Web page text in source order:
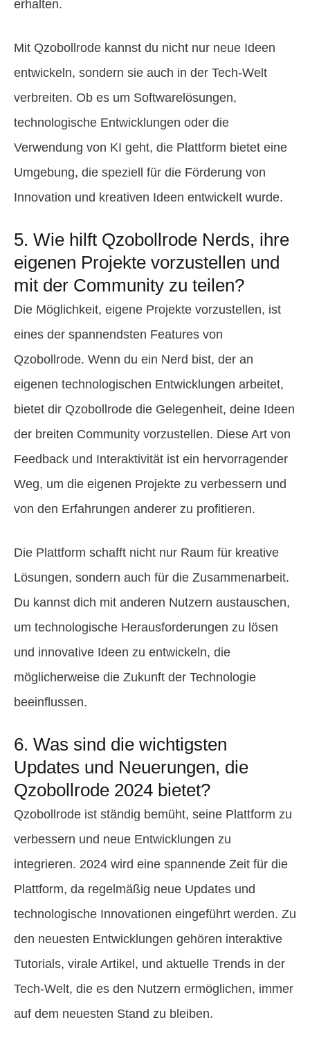
erhalten.
Mit Qzobollrode kannst du nicht nur neue Ideen
entwickeln, sondern sie auch in der Tech-Welt
verbreiten. Ob es um Softwarelösungen,
technologische Entwicklungen oder die
Verwendung von KI geht, die Plattform bietet eine
Umgebung, die speziell für die Förderung von
Innovation und kreativen Ideen entwickelt wurde.
5. Wie hilft Qzobollrode Nerds, ihre
eigenen Projekte vorzustellen und
mit der Community zu teilen?
Die Möglichkeit, eigene Projekte vorzustellen, ist
eines der spannendsten Features von
Qzobollrode. Wenn du ein Nerd bist, der an
eigenen technologischen Entwicklungen arbeitet,
bietet dir Qzobollrode die Gelegenheit, deine Ideen
der breiten Community vorzustellen. Diese Art von
Feedback und Interaktivität ist ein hervorragender
Weg, um die eigenen Projekte zu verbessern und
von den Erfahrungen anderer zu profitieren.
Die Plattform schafft nicht nur Raum für kreative
Lösungen, sondern auch für die Zusammenarbeit.
Du kannst dich mit anderen Nutzern austauschen,
um technologische Herausforderungen zu lösen
und innovative Ideen zu entwickeln, die
möglicherweise die Zukunft der Technologie
beeinflussen.
6. Was sind die wichtigsten
Updates und Neuerungen, die
Qzobollrode 2024 bietet?
Qzobollrode ist ständig bemüht, seine Plattform zu
verbessern und neue Entwicklungen zu
integrieren. 2024 wird eine spannende Zeit für die
Plattform, da regelmäßig neue Updates und
technologische Innovationen eingeführt werden. Zu
den neuesten Entwicklungen gehören interaktive
Tutorials, virale Artikel, und aktuelle Trends in der
Tech-Welt, die es den Nutzern ermöglichen, immer
auf dem neuesten Stand zu bleiben.